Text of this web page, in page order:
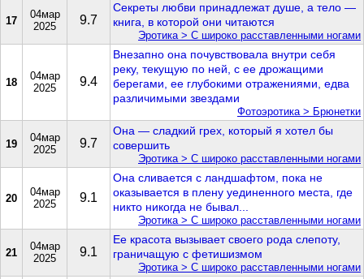
17
04мар
2025
9.7
Секреты любви принадлежат душе, а тело —
книга, в которой они читаются
Эротика > С широко расставленными ногами
18
04мар
2025
9.4
Внезапно она почувствовала внутри себя
реку, текущую по ней, с ее дрожащими
берегами, ее глубокими отражениями, едва
различимыми звездами
Фотоэротика > Брюнетки
19
04мар
2025
9.7
Она — сладкий грех, который я хотел бы
совершить
Эротика > С широко расставленными ногами
20
04мар
2025
9.1
Она сливается с ландшафтом, пока не
оказывается в плену уединенного места, где
никто никогда не бывал...
Эротика > С широко расставленными ногами
21
04мар
2025
9.1
Ее красота вызывает своего рода слепоту,
граничащую с фетишизмом
Эротика > С широко расставленными ногами